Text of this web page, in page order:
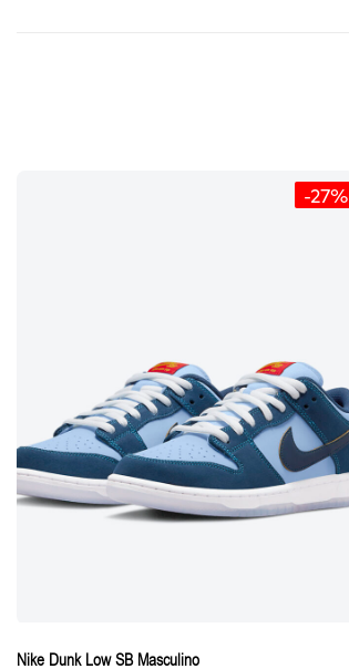
-27%
Nike Dunk Low SB Masculino